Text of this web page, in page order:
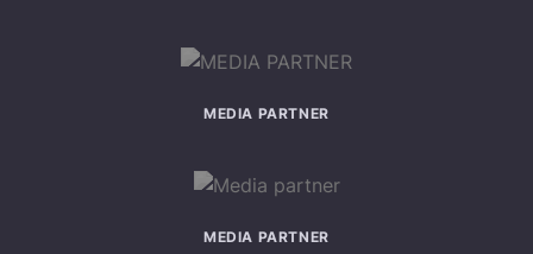
MEDIA PARTNER
MEDIA PARTNER